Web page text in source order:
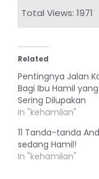
Total Views: 1971
Related
Pentingnya Jalan
Bagi Ibu Hamil yang
Sering Dilupakan
In "kehamilan"
11 Tanda-tanda
sedang Hamil!
In "kehamilan"